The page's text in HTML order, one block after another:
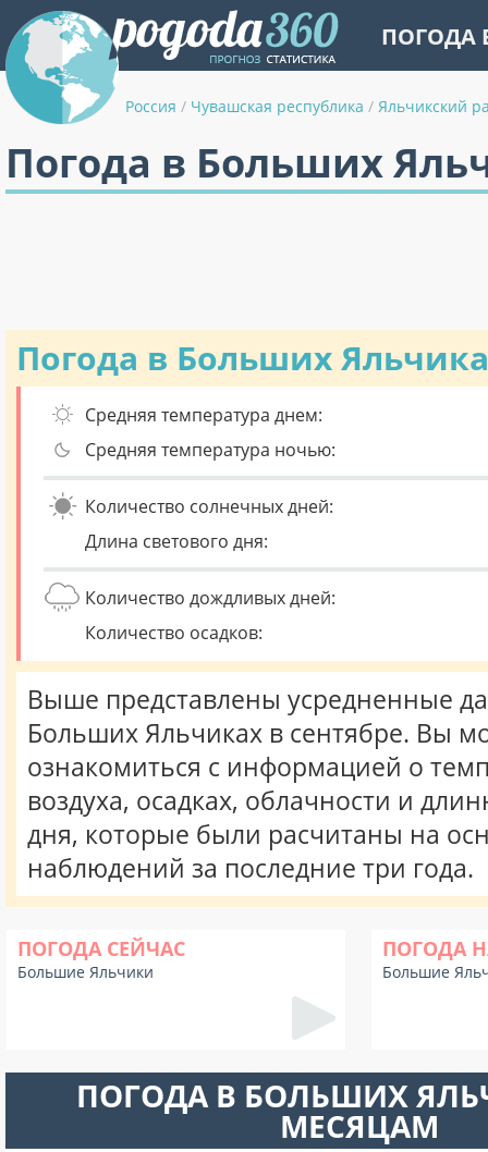
ПОГОДА
Россия / Чувашская республика / Яльчикский
Погода в Больших
Погода в Больших
Средняя температура днем:
Средняя температура ночью:
Количество солнечных дней:
Длина светового дня:
Количество дождливых дней:
Количество осадков:
Выше представлены усредненные
Больших Яльчиках в сентябре. Вы
ознакомиться с информацией о
воздуха, осадках, облачности и
дня, которые были расчитаны на
наблюдений за последние три года.
ПОГОДА СЕЙЧАС
Большие Яльчики
ПОГОДА
Большие
ПОГОДА В БОЛЬШИХ
МЕСЯЦАМ